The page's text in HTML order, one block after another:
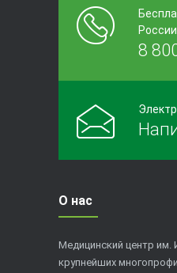
России
8
О нас
Медицинский центр им.
крупнейших